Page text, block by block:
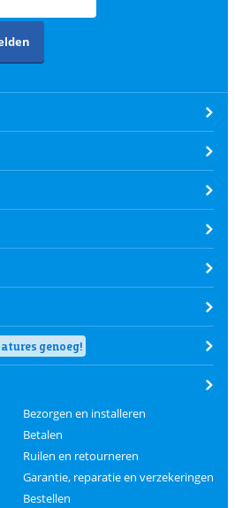
genoeg!
Bezorgen en installeren
Betalen
Ruilen en retourneren
Garantie, reparatie en verzekeringen
Bestellen